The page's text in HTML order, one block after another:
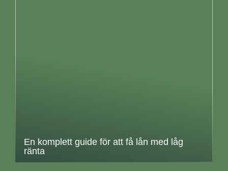
En komplett guide för att få lån med låg
ränta